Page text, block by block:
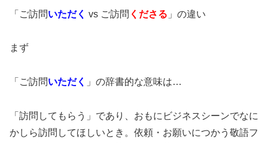
「ご訪問いただく vs ご訪問 くださる 」の違い
まず
「ご訪問いただく 」の辞書的な意味は…
「訪問してもらう」であり、おもにビジネスシーンでなに
かしら訪問してほしいとき。依頼・お願いにつかう敬語フ